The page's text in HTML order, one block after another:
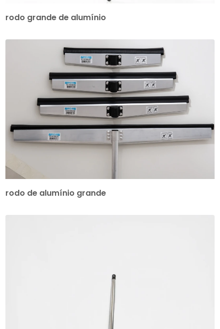
rodo grande de alumínio
rodo de alumínio grande